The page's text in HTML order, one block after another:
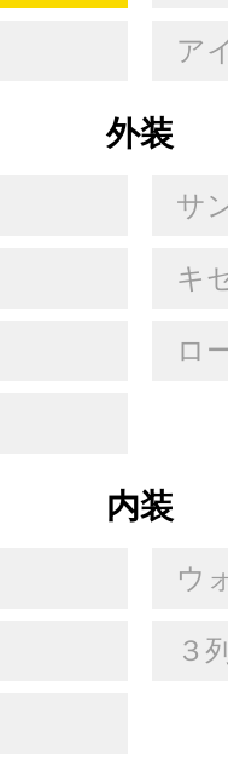
ア
外装
サ
キ
ロ
内装
ウ
３